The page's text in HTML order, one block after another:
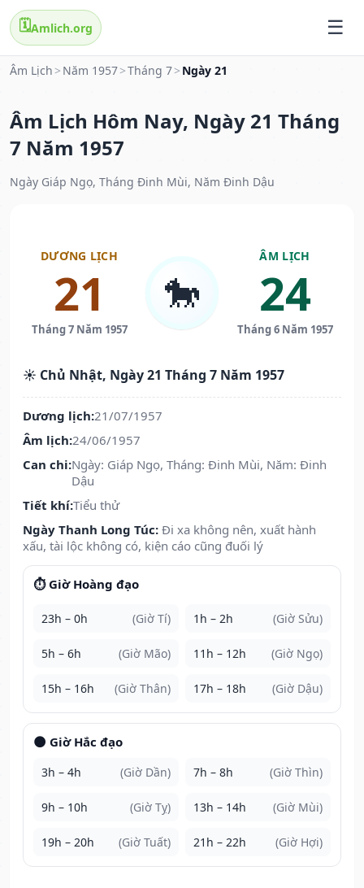
🗓️Amlich.org
Âm Lịch > Năm 1957>Tháng 7> Ngày 21
Âm Lịch Hôm Nay, Ngày 21 Tháng
7 Năm 1957
Ngày Giáp Ngọ, Tháng Đinh Mùi, Năm Đinh Dậu
DƯƠNG LỊCH
21
Tháng 7 Năm 1957
🐎
ÂM LỊCH
24
Tháng 6 Năm 1957
☀️ Chủ Nhật, Ngày 21 Tháng 7 Năm 1957
Dương lịch:21/07/1957
Âm lịch:24/06/1957
Can chi:Ngày: Giáp Ngọ, Tháng: Đinh Mùi, Năm: Đinh
Dậu
Tiết khí:Tiểu thử
Ngày Thanh Long Túc: Đi xa không nên, xuất hành
xấu, tài lộc không có, kiện cáo cũng đuối lý
⏱️ Giờ Hoàng đạo
23h – 0h (Giờ Tí) 1h – 2h (Giờ Sửu)
5h – 6h (Giờ Mão) 11h – 12h (Giờ Ngọ)
15h – 16h (Giờ Thân) 17h – 18h (Giờ Dậu)
🌑 Giờ Hắc đạo
3h – 4h (Giờ Dần) 7h – 8h (Giờ Thìn)
9h – 10h (Giờ Tỵ) 13h – 14h (Giờ Mùi)
19h – 20h (Giờ Tuất) 21h – 22h (Giờ Hợi)